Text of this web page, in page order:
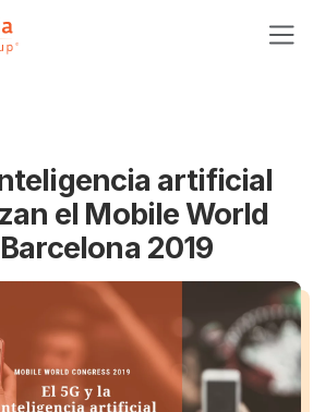
artificial
el Mobile World
2019